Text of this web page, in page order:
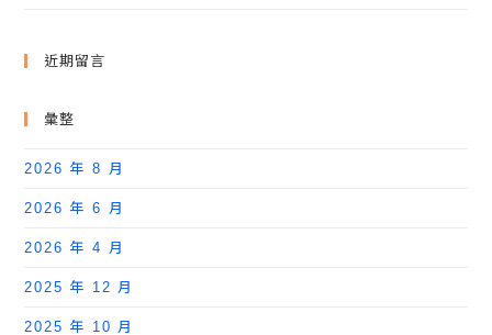
近期留言
彙整
2026 年 8 月
2026 年 6 月
2026 年 4 月
2025 年 12 月
2025 年 10 月